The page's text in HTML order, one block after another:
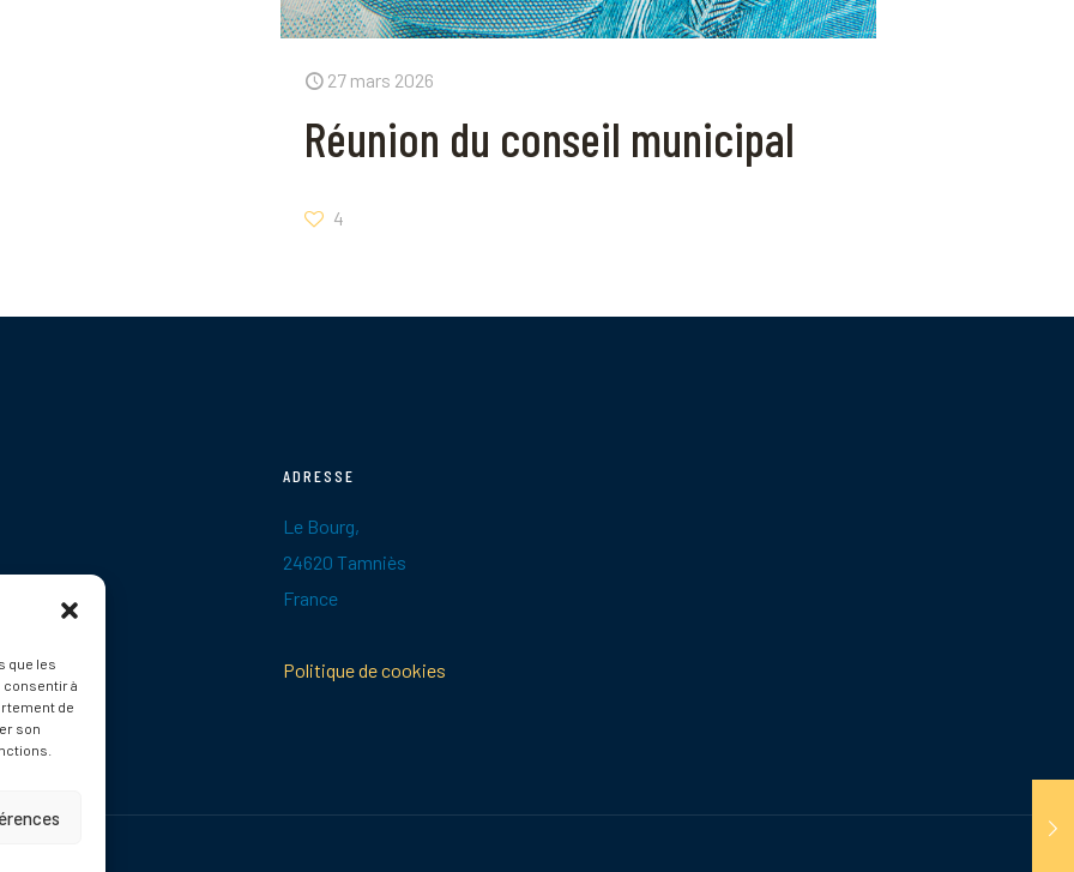
que les
consentir à
de
son
27 mars 2026
Réunion du conseil municipal
4
ADRESSE
Le Bourg,
24620 Tamniès
France
Politique de cookies